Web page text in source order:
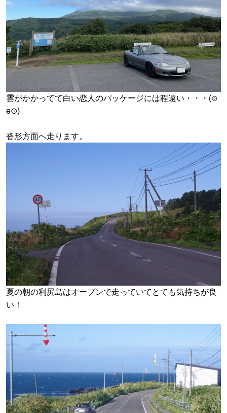
雲がかかってて白い恋人のパッケージには程遠い・・・(⊙
ө⊙)
沓形方面へ走ります。
夏の朝の利尻島はオープンで走っていてとても気持ちが良
い！